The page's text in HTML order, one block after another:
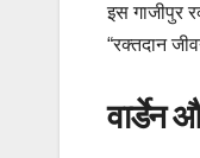
इस गाजीपुर
“रक्तदान
वार्डेन